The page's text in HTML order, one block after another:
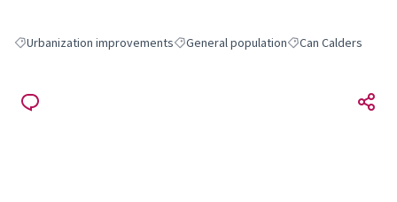
Filter results for: Urbanization improvements
Urbanization improvementsFilter results for: General population
General populationFilter results for:
Can Calders